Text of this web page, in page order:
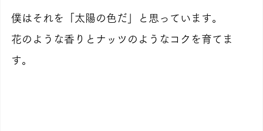
僕はそれを「太陽の色だ」と思っています。
花のような香りとナッツのようなコクを育てま
す。